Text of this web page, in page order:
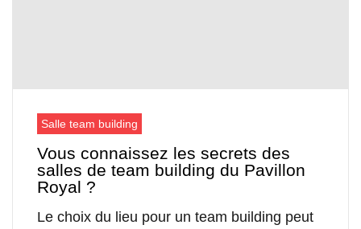
Salle team building
Vous connaissez les secrets des
salles de team building du Pavillon
Royal ?
Le choix du lieu pour un team building peut